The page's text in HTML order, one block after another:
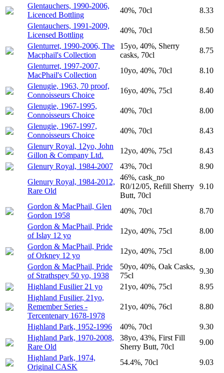
Glentauchers, 1990-2006,
Licenced Bottling
40%, 70cl
8.33
Glentauchers, 1991-2009,
Licensed Bottling
40%, 70cl
8.50
Glenturret, 1990-2006, The
Macphail's Collection
15yo, 40%, Sherry
casks, 70cl
8.75
Glenturret, 1997-2007,
MacPhail's Collection
10yo, 40%, 70cl
8.10
Glenugie, 1963, 70 proof,
Connoisseurs Choice
16yo, 40%, 75cl
8.40
Glenugie, 1967-1995,
Connoisseurs Choice
40%, 70cl
8.00
Glenugie, 1967-1997,
Connoisseurs Choice
40%, 70cl
8.43
Glenury Royal, 12yo, John
Gillon & Company Ltd.
12yo, 40%, 75cl
8.43
Glenury Royal, 1984-2007
43%, 70cl
8.90
Glenury Royal, 1984-2012,
Rare Old
46%, cask_no
R0/12/05, Refill Sherry
Butt, 70cl
9.10
Gordon & MacPhail, Glen
Gordon 1958
40%, 70cl
8.70
Gordon & MacPhail, Pride
of Islay 12 yo
12yo, 40%, 75cl
8.00
Gordon & MacPhail, Pride
of Orkney 12 yo
12yo, 40%, 75cl
8.00
Gordon & MacPhail, Pride
of Strathspey 50 yo, 1938
50yo, 40%, Oak Casks,
75cl
9.30
Highland Fusilier 21 yo
21yo, 40%, 75cl
8.95
Highland Fusilier, 21yo,
Remember Series -
Tercentenary 1678-1978
21yo, 40%, 76cl 8.80
Highland Park, 1952-1996 40%, 70cl
9.30
Highland Park, 1970-2008,
Rare Old
38yo, 43%, First Fill
Sherry Butt, 70cl
9.00
Highland Park, 1974,
Original CASK
54.4%, 70cl 9.03